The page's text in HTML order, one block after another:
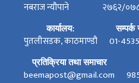
नबराज न्यौपाने २७६२/
कार्यालय:
पुतलीसडक, काठमाण्डौ
सम्पर्क
01-
प्रतिक्रिया तथा समाचार
beemapost@gmail.com